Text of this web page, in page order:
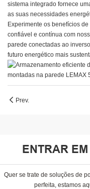
sistema integrado fornece
as suas necessidades
Experimente os benefícios
confiável e contínua com
parede conectadas ao
futuro energético mais
Prev.
ENTRAR
Quer se trate de soluções de
perfeita, estamos